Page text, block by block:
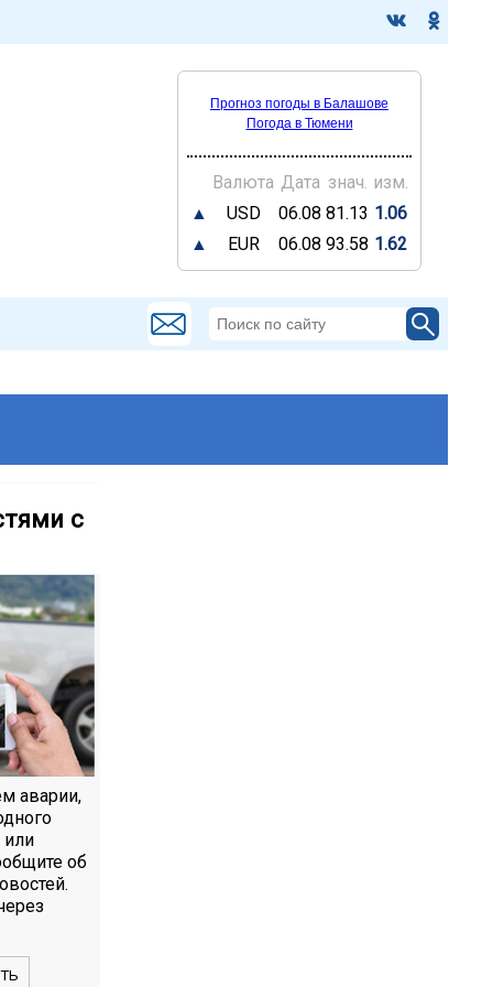
Прогноз погоды в Балашове
Погода в Тюмени
Валюта Дата знач. изм.
▲
USD 06.08 81.13 1.06
▲
EUR 06.08 93.58 1.62
с
аварии,
или
об